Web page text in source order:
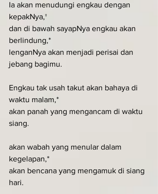
Ia akan menudungi engkau dengan
kepakNya,†
dan di bawah sayapNya engkau akan
berlindung,*
lenganNya akan menjadi perisai dan
jebang bagimu.
Engkau tak usah takut akan bahaya di
waktu malam,*
akan panah yang mengancam di waktu
siang.
akan wabah yang menular dalam
kegelapan,*
akan bencana yang mengamuk di siang
hari.